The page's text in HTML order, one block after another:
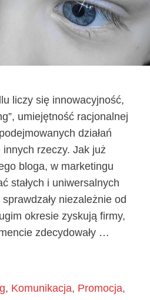
liczy się innowacyjność,
umiejętność racjonalnej
działań
rzeczy. Jak już
bloga, w marketingu
stałych i uniwersalnych
niezależnie od
okresie zyskują firmy,
zdecydowały …
, Komunikacja, Promocja,